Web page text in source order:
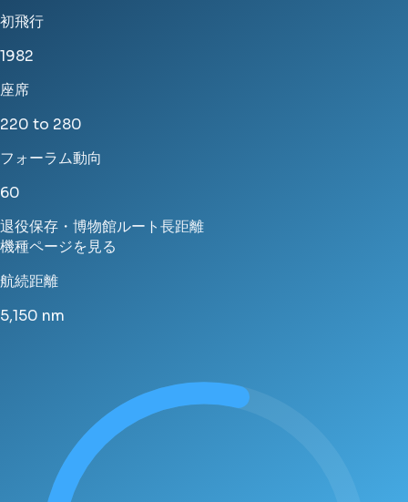
初飛行
1982
座席
220 to 280
フォーラム動向
60
退役保存・博物館ルート長距離
機種ページを見る
航続距離
5,150 nm